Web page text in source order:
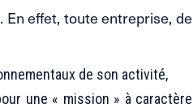
effet, toute entreprise, de
de son activité,
une « mission » à caractère